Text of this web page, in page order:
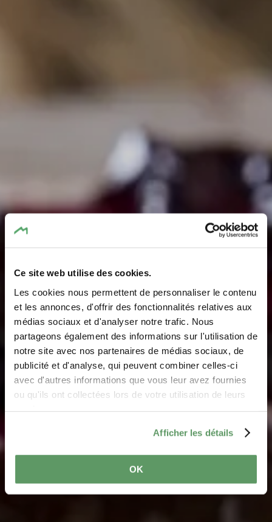
Ce site web utilise des cookies.
Les cookies nous permettent de personnaliser le contenu
et les annonces, d'offrir des fonctionnalités relatives aux
médias sociaux et d'analyser notre trafic. Nous
partageons également des informations sur l'utilisation de
notre site avec nos partenaires de médias sociaux, de
publicité et d'analyse, qui peuvent combiner celles-ci
avec d'autres informations que vous leur avez fournies
ou qu'ils ont collectées lors de votre utilisation de leurs
Afficher les détails
OK
Haff Claudine a
Georges Sins-
Pletschette
Where? 17, um Knaeppchen, 7651 Heffingen